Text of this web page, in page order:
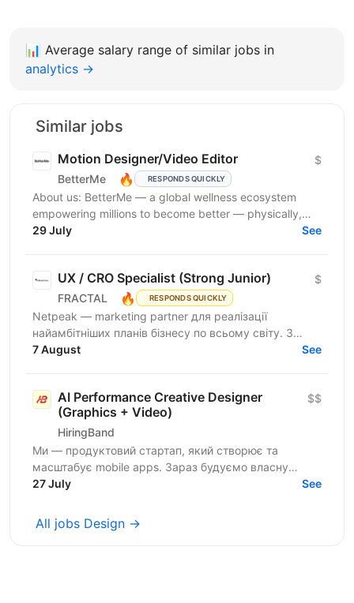
📊 Average salary range of similar jobs in
analytics →
Similar jobs
Motion Designer/Video Editor
BetterMe 🔥 RESPONDS QUICKLY
$
About us: BetterMe — a global wellness ecosystem
empowering millions to become better — physically,
mentally, and emotionally. We build what makes
29 July See
UX / CRO Specialist (Strong Junior)
FRACTAL 🔥 RESPONDS QUICKLY
$
Netpeak — marketing partner для реалізації
найамбітніших планів бізнесу по всьому світу. З
Netpeak можна більше. Агенція надає повний
7 August See
AI Performance Creative Designer
(Graphics + Video)
HiringBand
$$
Ми — продуктовий стартап, який створює та
масштабує mobile apps. Зараз будуємо власну
creative team і шукаємо дизайнера, який вміє
27 July See
All jobs Design →